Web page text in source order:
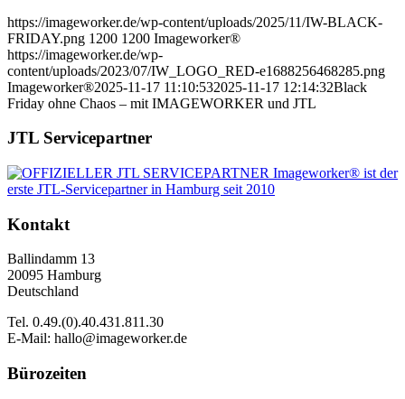
https://imageworker.de/wp-content/uploads/2025/11/IW-BLACK-
FRIDAY.png 1200 1200 Imageworker®
https://imageworker.de/wp-
content/uploads/2023/07/IW_LOGO_RED-e1688256468285.png
Imageworker®2025-11-17 11:10:532025-11-17 12:14:32Black
Friday ohne Chaos – mit IMAGEWORKER und JTL
JTL Servicepartner
Kontakt
Ballindamm 13
20095 Hamburg
Deutschland
Tel. 0.49.(0).40.431.811.30
E-Mail: hallo@imageworker.de
Bürozeiten